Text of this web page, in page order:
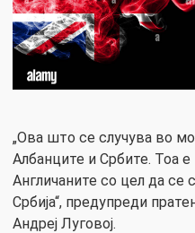
„Ова што се случува во
Албанците и Србите. Тоа
Англичаните со цел да се
Србија“, предупреди
Андреј Луговој.